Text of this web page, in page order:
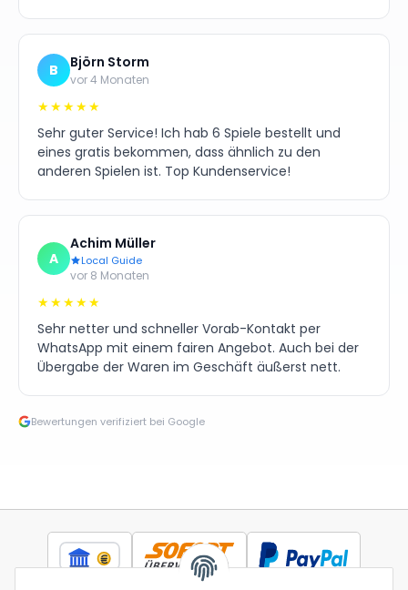
B Björn Storm
vor 4 Monaten
★★★★★
Sehr guter Service! Ich hab 6 Spiele bestellt und
eines gratis bekommen, dass ähnlich zu den
anderen Spielen ist. Top Kundenservice!
A
Achim Müller
Local Guide
vor 8 Monaten
★★★★★
Sehr netter und schneller Vorab-Kontakt per
WhatsApp mit einem fairen Angebot. Auch bei der
Übergabe der Waren im Geschäft äußerst nett.
Bewertungen verifiziert bei Google